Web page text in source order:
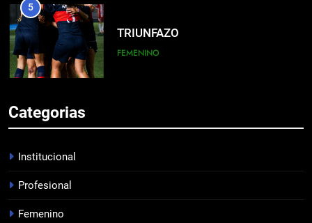
5
TRIUNFAZO
FEMENINO
BIENVENIDO SUBIABRE
7
Categorias
Institucional
Profesional
Femenino